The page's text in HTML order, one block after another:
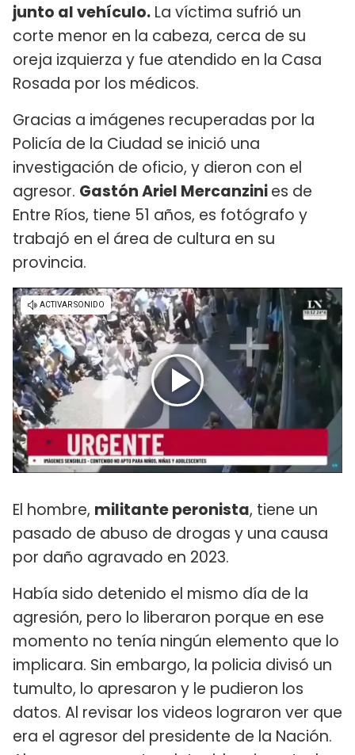
junto al vehículo. La víctima sufrió un
corte menor en la cabeza, cerca de su
oreja izquierza y fue atendido en la Casa
Rosada por los médicos.
Gracias a imágenes recuperadas por la
Policía de la Ciudad se inició una
investigación de oficio, y dieron con el
agresor. Gastón Ariel Mercanzinies de
Entre Ríos, tiene 51 años, es fotógrafo y
trabajó en el área de cultura en su
provincia.
El hombre, militante peronista, tiene un
pasado de abuso de drogas y una causa
por daño agravado en 2023.
Había sido detenido el mismo día de la
agresión, pero lo liberaron porque en ese
momento no tenía ningún elemento que lo
implicara. Sin embargo, la policia divisó un
tumulto, lo apresaron y le pudieron los
datos. Al revisar los videos lograron ver que
era el agresor del presidente de la Nación.